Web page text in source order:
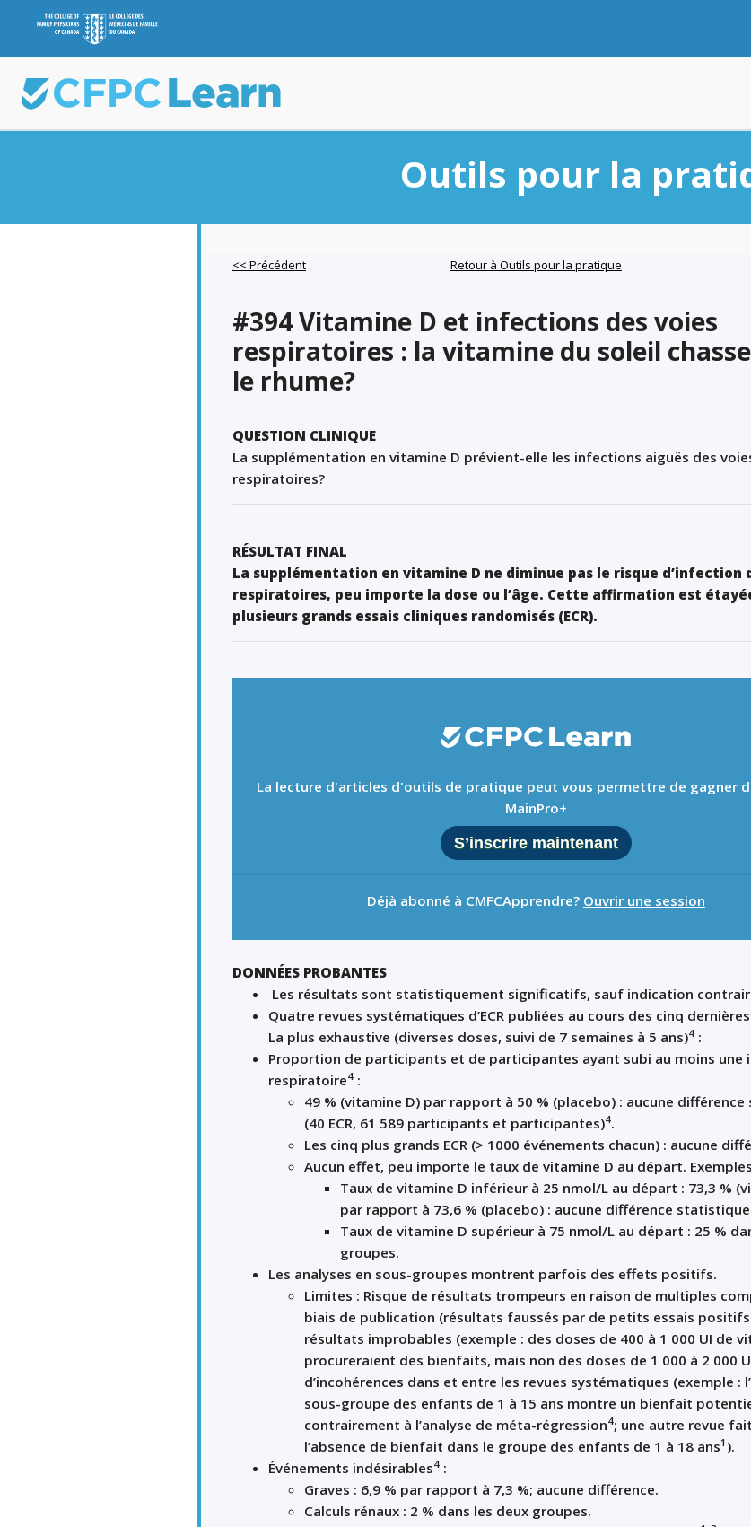
Outils pour la
<< Précédent Retour à Outils pour la pratique
#394 Vitamine D et infections des voies
respiratoires : la vitamine du soleil
le rhume?
QUESTION CLINIQUE
La supplémentation en vitamine D prévient-elle les infections aiguës des
respiratoires?
RÉSULTAT FINAL
La supplémentation en vitamine D ne diminue pas le risque d’infection
respiratoires, peu importe la dose ou l’âge. Cette affirmation est
plusieurs grands essais cliniques randomisés (ECR).
La lecture d'articles d'outils de pratique peut vous permettre de gagner
MainPro+
S’inscrire maintenant
Déjà abonné à CMFCApprendre? Ouvrir une session
DONNÉES PROBANTES
Les résultats sont statistiquement significatifs, sauf indication
Quatre revues systématiques d’ECR publiées au cours des cinq
La plus exhaustive (diverses doses, suivi de 7 semaines à 5 ans)4 :
Proportion de participants et de participantes ayant subi au moins une
respiratoire4 :
49 % (vitamine D) par rapport à 50 % (placebo) : aucune
(40 ECR, 61 589 participants et participantes)4.
Les cinq plus grands ECR (> 1000 événements chacun) : aucune
Aucun effet, peu importe le taux de vitamine D au départ. Exemples
Taux de vitamine D inférieur à 25 nmol/L au départ : 73,3 %
par rapport à 73,6 % (placebo) : aucune différence
Taux de vitamine D supérieur à 75 nmol/L au départ : 25 %
groupes.
Les analyses en sous-groupes montrent parfois des effets positifs.
Limites : Risque de résultats trompeurs en raison de multiples
biais de publication (résultats faussés par de petits essais
résultats improbables (exemple : des doses de 400 à 1 000 UI de
procureraient des bienfaits, mais non des doses de 1 000 à 2 000
d’incohérences dans et entre les revues systématiques (exemple :
sous-groupe des enfants de 1 à 15 ans montre un bienfait
contrairement à l’analyse de méta-régression4; une autre revue
l’absence de bienfait dans le groupe des enfants de 1 à 18 ans1 ).
Événements indésirables4 :
Graves : 6,9 % par rapport à 7,3 %; aucune différence.
Calculs rénaux : 2 % dans les deux groupes.